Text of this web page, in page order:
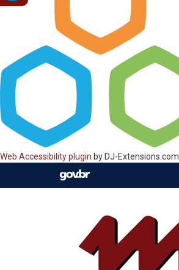
Web Accessibility plugin by DJ-Extensions.com